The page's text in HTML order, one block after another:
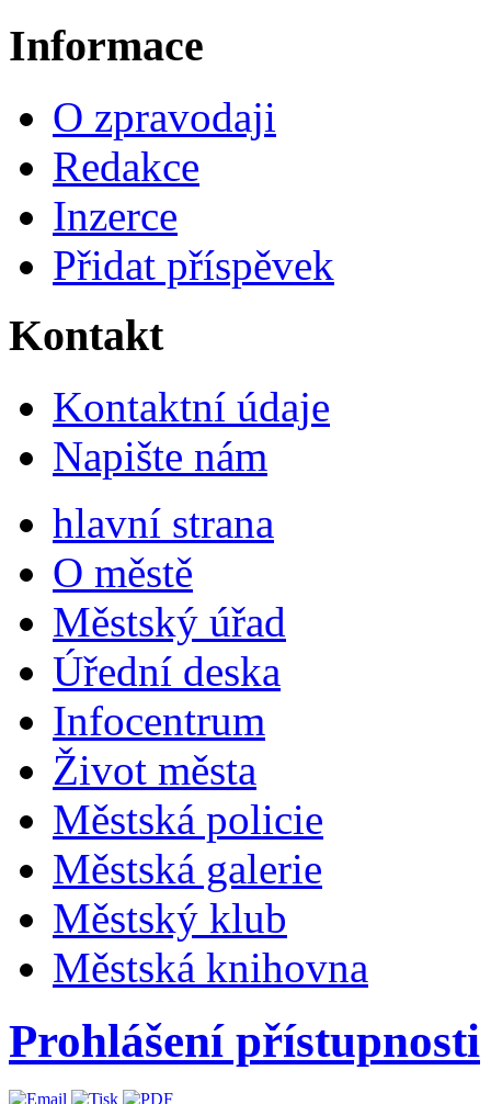
Informace
O zpravodaji
Redakce
Inzerce
Přidat příspěvek
Kontakt
Kontaktní údaje
Napište nám
hlavní strana
O městě
Městský úřad
Úřední deska
Infocentrum
Život města
Městská policie
Městská galerie
Městský klub
Městská knihovna
Prohlášení přístupnosti